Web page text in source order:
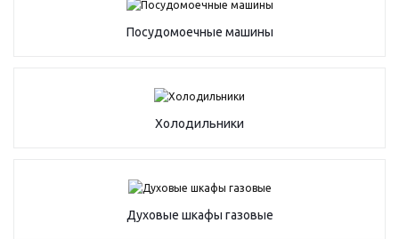
Посудомоечные машины
Холодильники
Духовые шкафы газовые